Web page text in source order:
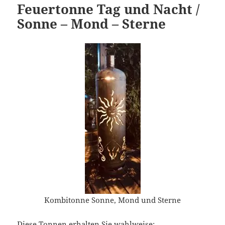
Feuertonne Tag und Nacht /
Sonne – Mond – Sterne
Kombitonne Sonne, Mond und Sterne